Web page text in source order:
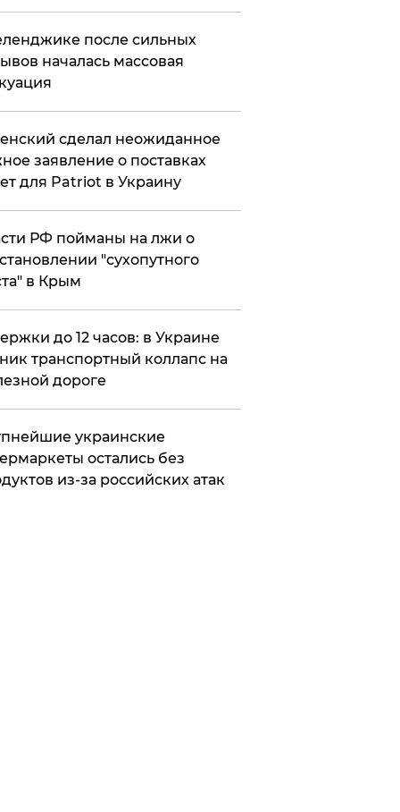
после сильных
началась массовая
сделал неожиданное
заявление о поставках
для Patriot в Украину
РФ пойманы на лжи о
"сухопутного
в Крым
до 12 часов: в Украине
транспортный коллапс на
дороге
украинские
остались без
из-за российских атак